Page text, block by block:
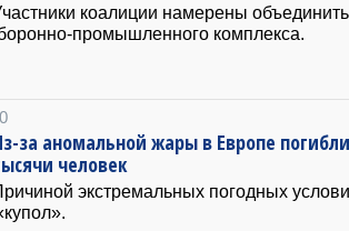
коалиции намерены объединить
промышленного комплекса.
за аномальной жары в Европе погибли
человек
экстремальных погодных